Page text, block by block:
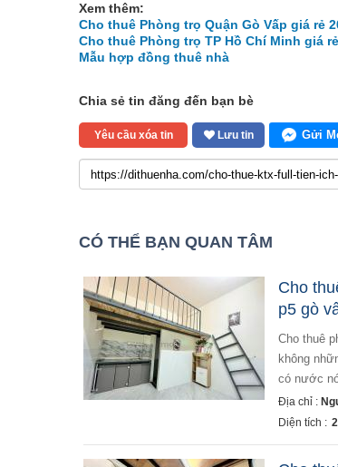
Xem thêm:
Cho thuê Phòng trọ Quận Gò Vấp giá rẻ
Cho thuê Phòng trọ TP Hồ Chí Minh giá
Mẫu hợp đồng thuê nhà
Chia sẻ tin đăng đến bạn bè
Yêu cầu xóa tin Lưu tin Gửi
CÓ THỂ BẠN QUAN TÂM
Cho
p5 gò
cho thuê phòng mới xây có gác tầng 1 rất mát mẻ và thoáng do trần nhà cao và có giếng trời, ánh sáng
không
có nước
Địa chỉ :
Diện tích :